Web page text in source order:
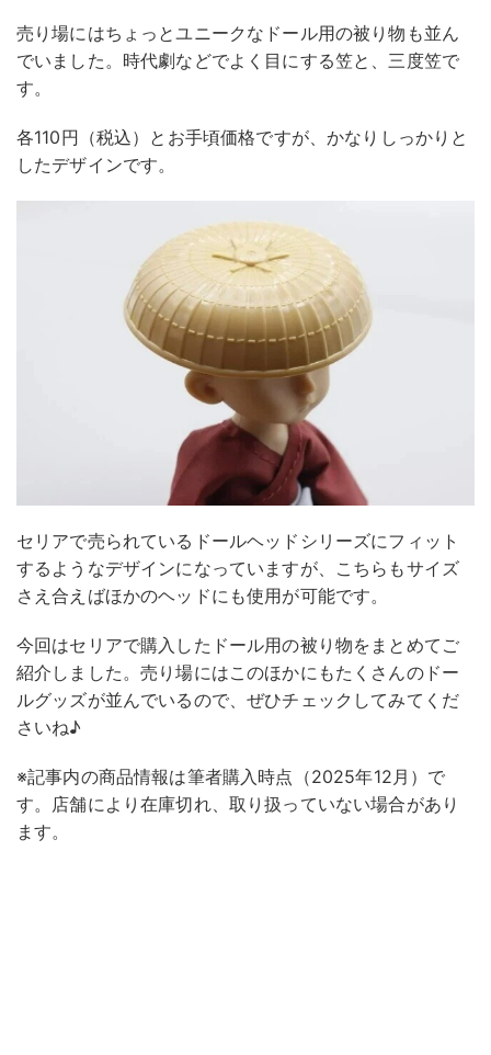
売り場にはちょっとユニークなドール用の被り物も並ん
でいました。時代劇などでよく目にする笠と、三度笠で
す。
各110円（税込）とお手頃価格ですが、かなりしっかりと
したデザインです。
セリアで売られているドールヘッドシリーズにフィット
するようなデザインになっていますが、こちらもサイズ
さえ合えばほかのヘッドにも使用が可能です。
今回はセリアで購入したドール用の被り物をまとめてご
紹介しました。売り場にはこのほかにもたくさんのドー
ルグッズが並んでいるので、ぜひチェックしてみてくだ
さいね♪
※記事内の商品情報は筆者購入時点（2025年12月）で
す。店舗により在庫切れ、取り扱っていない場合があり
ます。